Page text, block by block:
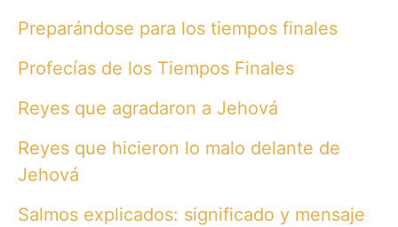
Preparándose para los tiempos finales
Profecías de los Tiempos Finales
Reyes que agradaron a Jehová
Reyes que hicieron lo malo delante de
Jehová
Salmos explicados: significado y mensaje